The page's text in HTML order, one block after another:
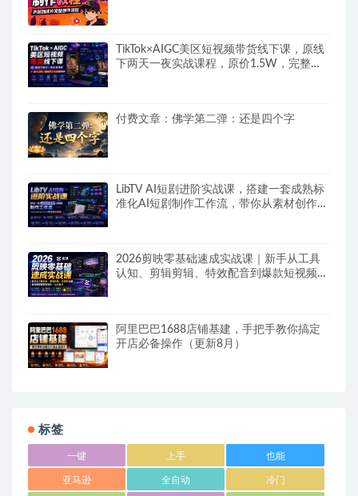
TikTok×AIGC美区短视频带货线下课，原线
下两天一夜实战课程，原价1.5W，完整收
付费文章：佛学第二弹：还是四个字
LibTV AI短剧进阶实战课，搭建一套成熟标
准化AI短剧制作工作流，带你从素材创作走
2026剪映零基础速成实战课｜新手从工具
认知、剪辑剪辑、特效配音到爆款短视频完
阿里巴巴1688店铺基建，手把手教你搞定
开店必备操作（更新8月）
标签
一键 上手 也能
亚马逊 全自动 冷门